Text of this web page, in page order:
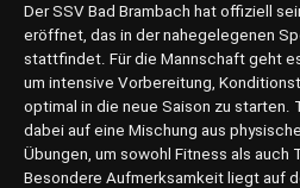
Der SSV Bad Brambach hat offiziell
eröffnet, das in der nahegelegenen
stattfindet. Für die Mannschaft geht
um intensive Vorbereitung,
optimal in die neue Saison zu starten.
dabei auf eine Mischung aus
Übungen, um sowohl Fitness als auch
Besondere Aufmerksamkeit liegt auf